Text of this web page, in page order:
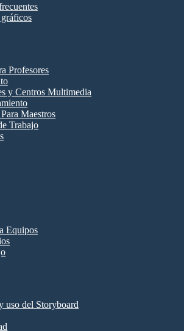
Profesores
y Centros Multimedia
Maestros
Trabajo
Equipos
uso del Storyboard